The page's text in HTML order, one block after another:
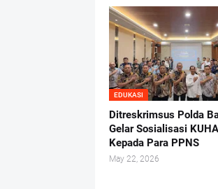
EDUKASI
Ditreskrimsus Polda
Gelar Sosialisasi
Kepada Para PPNS
May 22, 2026